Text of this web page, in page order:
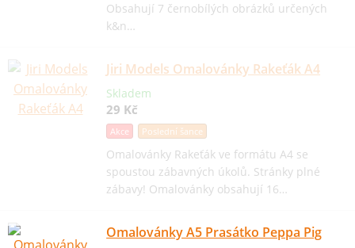
Obsahují 7 černobílých obrázků určených
k&n…
Jiri Models Omalovánky Rakeťák A4
Skladem
29 Kč
Akce Poslední šance
Omalovánky Rakeťák ve formátu A4 se
spoustou zábavných úkolů. Stránky plné
zábavy! Omalovánky obsahují 16…
Omalovánky A5 Prasátko Peppa Pig